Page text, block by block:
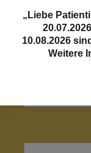
„Liebe
10.08.2026
Weitere